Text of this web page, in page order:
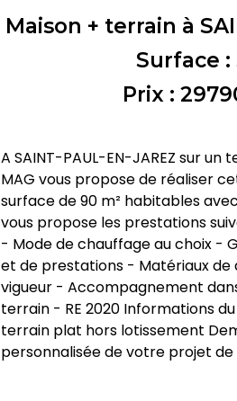
Maison + terrain à
Surface :
Prix :
A SAINT-PAUL-EN-JAREZ sur un
MAG vous propose de réaliser
surface de 90 m² habitables
vous propose les prestations
- Mode de chauffage au choix -
et de prestations - Matériaux de
vigueur - Accompagnement
terrain - RE 2020 Informations
terrain plat hors lotissement
personnalisée de votre projet